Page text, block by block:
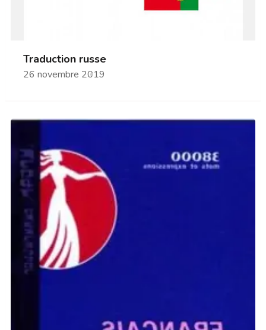
Traduction russe
26 novembre 2019